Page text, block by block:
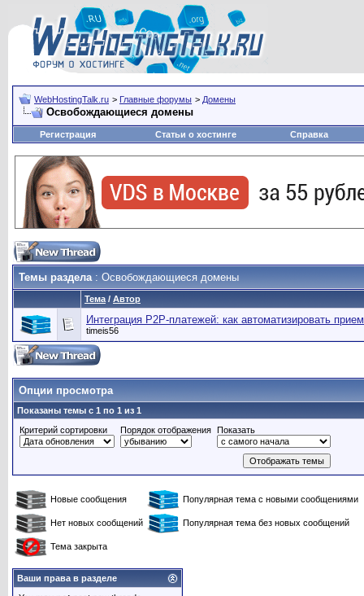
WebHostingTalk.ru > Главные форумы > Домены
Освобождающиеся домены
Регистрация Статьи о хостинге Справка
Темы раздела: Освобождающиеся домены
Тема / Автор
Интеграция P2P-платежей: как автоматизировать
timeis56
Опции просмотра
Показаны темы с 1 по 1 из 1
Критерий сортировки
Порядок отображения Показать
Новые сообщения Популярная тема с новыми сообщениями
Нет новых сообщений Популярная тема без новых сообщений
Тема закрыта
Ваши права в разделе